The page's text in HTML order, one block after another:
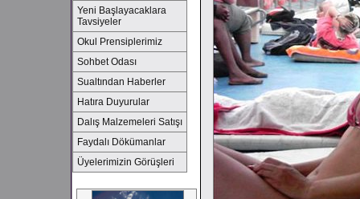
Yeni Başlayacaklara
Tavsiyeler
Okul Prensiplerimiz
Sohbet Odası
Sualtından Haberler
Hatıra Duyurular
Dalış Malzemeleri Satışı
Faydalı Dökümanlar
Üyelerimizin Görüşleri